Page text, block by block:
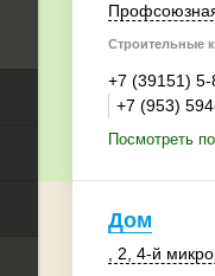
Строительные
+7 (39151) 5-
+7 (953)
Посмотреть
Дом
, 2 4-й